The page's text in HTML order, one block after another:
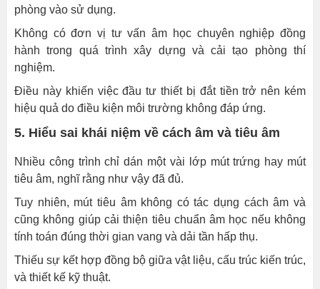
âm
và
thiết
kế
âm
học
chuẩn
vụ
khảo
sát
âm
học
và
thiết
phòng vào sử dụng.
Không có đơn vị tư vấn âm học chuyên nghiệp đồng
hành trong quá trình xây dựng và cải tạo phòng thí
nghiệm.
Điều này khiến việc đầu tư thiết bị đắt tiền trở nên kém
hiệu quả do điều kiện môi trường không đáp ứng.
5. Hiểu sai khái niệm về cách âm và tiêu âm
Nhiều công trình chỉ dán một vài lớp mút trứng hay mút
tiêu âm, nghĩ rằng như vậy đã đủ.
Tuy nhiên, mút tiêu âm không có tác dụng cách âm và
cũng không giúp cải thiện tiêu chuẩn âm học nếu không
tính toán đúng thời gian vang và dải tần hấp thụ.
Thiếu sự kết hợp đồng bộ giữa vật liệu, cấu trúc kiến trúc,
và thiết kế kỹ thuật.